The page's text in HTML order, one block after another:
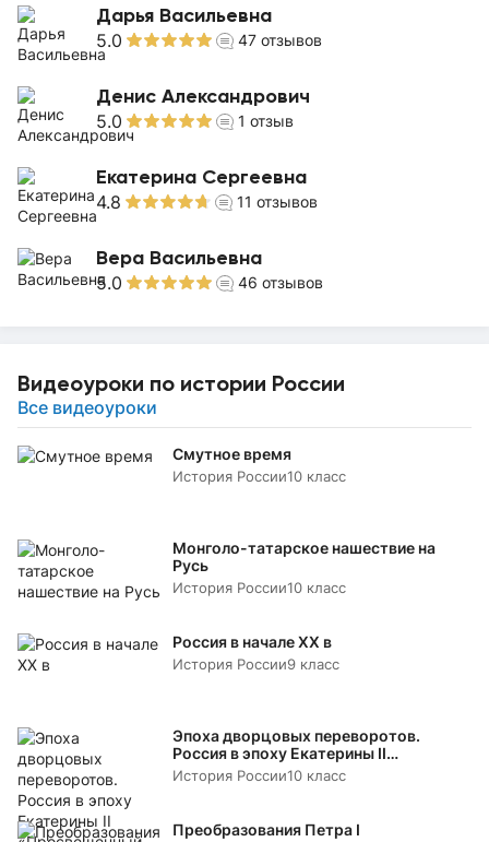
Дарья Васильевна
5.0 47 отзывов
Денис Александрович
5.0 1 отзыв
Екатерина Сергеевна
4.8 11 отзывов
Вера Васильевна
5.0 46 отзывов
Видеоуроки по истории России
Все видеоуроки
Смутное время
История России10 класс
Монголо-татарское нашествие на
Русь
История России10 класс
Россия в начале XX в
История России9 класс
Эпоха дворцовых переворотов.
Россия в эпоху Екатерины II
«Просвещенный абсолютизм»
История России10 класс
Преобразования Петра I